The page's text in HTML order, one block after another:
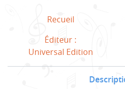
Recueil
Éditeur :
Universal Edition